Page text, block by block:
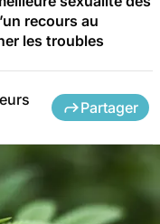
recours au
les troubles
Partager